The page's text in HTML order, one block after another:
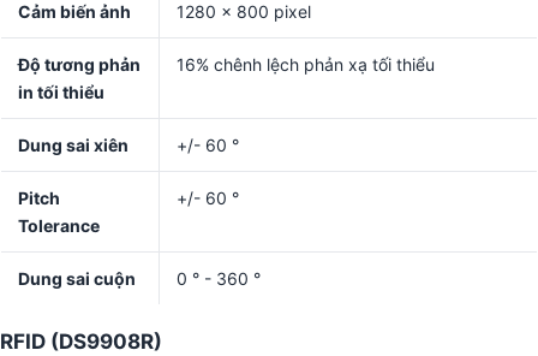
Cảm biến ảnh 1280 x 800 pixel
Độ tương phản
in tối thiểu
16% chênh lệch phản xạ tối thiểu
Dung sai xiên +/- 60 °
Pitch
Tolerance
+/- 60 °
Dung sai cuộn 0 ° - 360 °
RFID (DS9908R)